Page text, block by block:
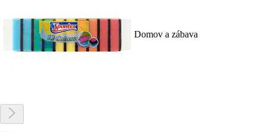
Domov a zábava